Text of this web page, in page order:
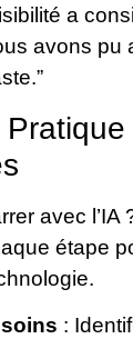
a
avons pu
avec l’IA
étape
: